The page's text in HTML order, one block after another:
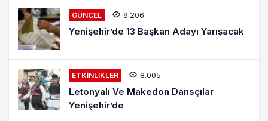
GÜNCEL 8.206
Yenişehir’de 13 Başkan Adayı Yarışacak
ETKINLIKLER 8.005
Letonyalı Ve Makedon Dansçılar
Yenişehir’de